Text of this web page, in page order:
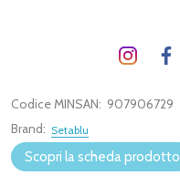
Codice MINSAN: 907906729
Brand: Setablu
Scopri la scheda prodotto